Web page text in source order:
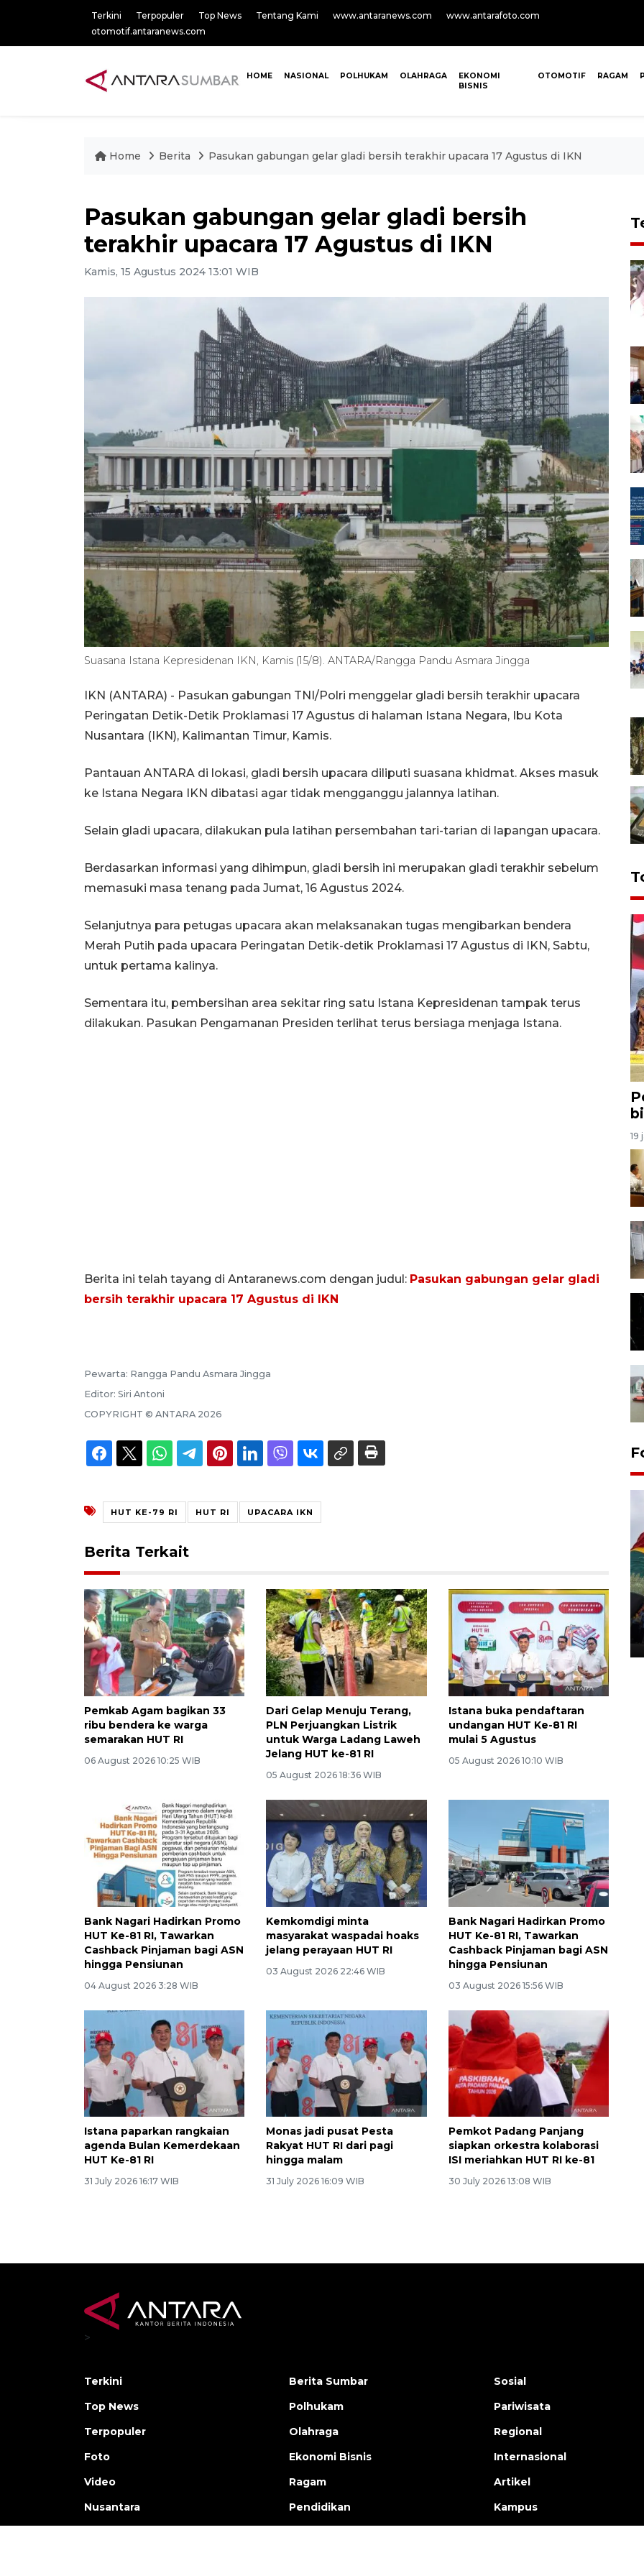
Terkini Terpopuler Top News Tentang Kami www.antaranews.com
www.antarafoto.com
otomotif.antaranews.com
HOME NASIONAL POLHUKAM OLAHRAGA
EKONOMI
BISNIS
OTOMOTIF RAGAM
Home Berita Pasukan gabungan gelar gladi bersih terakhir upacara 17 Agustus di IKN
Pasukan gabungan gelar gladi bersih
terakhir upacara 17 Agustus di IKN
Kamis, 15 Agustus 2024 13:01 WIB
Suasana Istana Kepresidenan IKN, Kamis (15/8). ANTARA/Rangga Pandu Asmara Jingga
IKN (ANTARA) - Pasukan gabungan TNI/Polri menggelar gladi bersih terakhir upacara
Peringatan Detik-Detik Proklamasi 17 Agustus di halaman Istana Negara, Ibu Kota
Nusantara (IKN), Kalimantan Timur, Kamis.
Pantauan ANTARA di lokasi, gladi bersih upacara diliputi suasana khidmat. Akses masuk
ke Istana Negara IKN dibatasi agar tidak mengganggu jalannya latihan.
Selain gladi upacara, dilakukan pula latihan persembahan tari-tarian di lapangan upacara.
Berdasarkan informasi yang dihimpun, gladi bersih ini merupakan gladi terakhir sebelum
memasuki masa tenang pada Jumat, 16 Agustus 2024.
Selanjutnya para petugas upacara akan melaksanakan tugas mengibarkan bendera
Merah Putih pada upacara Peringatan Detik-detik Proklamasi 17 Agustus di IKN, Sabtu,
untuk pertama kalinya.
Sementara itu, pembersihan area sekitar ring satu Istana Kepresidenan tampak terus
dilakukan. Pasukan Pengamanan Presiden terlihat terus bersiaga menjaga Istana.
Berita ini telah tayang di Antaranews.com dengan judul: Pasukan gabungan gelar gladi
bersih terakhir upacara 17 Agustus di IKN
Pewarta: Rangga Pandu Asmara Jingga
Editor: Siri Antoni
COPYRIGHT © ANTARA 2026
HUT KE-79 RI HUT RI UPACARA IKN
Berita Terkait
Pemkab Agam bagikan 33
ribu bendera ke warga
semarakan HUT RI
06 August 2026 10:25 WIB
Dari Gelap Menuju Terang,
PLN Perjuangkan Listrik
untuk Warga Ladang Laweh
Jelang HUT ke-81 RI
05 August 2026 18:36 WIB
Istana buka pendaftaran
undangan HUT Ke-81 RI
mulai 5 Agustus
05 August 2026 10:10 WIB
Bank Nagari Hadirkan Promo
HUT Ke-81 RI, Tawarkan
Cashback Pinjaman bagi ASN
hingga Pensiunan
04 August 2026 3:28 WIB
Kemkomdigi minta
masyarakat waspadai hoaks
jelang perayaan HUT RI
03 August 2026 22:46 WIB
Bank Nagari Hadirkan Promo
HUT Ke-81 RI, Tawarkan
Cashback Pinjaman bagi ASN
hingga Pensiunan
03 August 2026 15:56 WIB
Istana paparkan rangkaian
agenda Bulan Kemerdekaan
HUT Ke-81 RI
31 July 2026 16:17 WIB
Monas jadi pusat Pesta
Rakyat HUT RI dari pagi
hingga malam
31 July 2026 16:09 WIB
Pemkot Padang Panjang
siapkan orkestra kolaborasi
ISI meriahkan HUT RI ke-81
30 July 2026 13:08 WIB
19
Penggantian konstruksi jalan
Lintas Sumatera di Sumbar
05 August 2026 10:35 WIB
>
Terkini
Top News
Terpopuler
Foto
Video
Nusantara
Berita Sumbar
Polhukam
Olahraga
Ekonomi Bisnis
Ragam
Pendidikan
Sosial
Pariwisata
Regional
Internasional
Artikel
Kampus